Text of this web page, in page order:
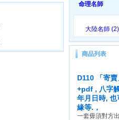
命理名師
大陸名師 (2)
商品列表
D110 「寄
+pdf , 八字
年月日時, 也
緣等.，
一套毋須對方